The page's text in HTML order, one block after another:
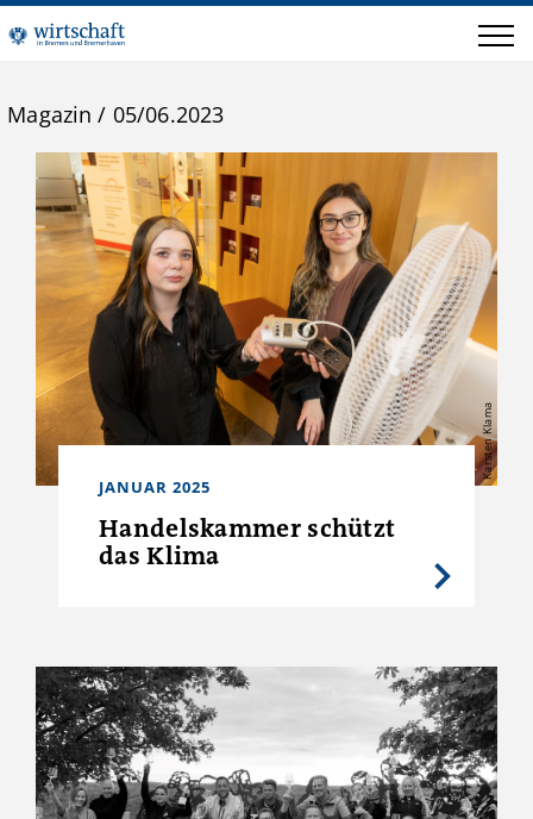
Magazin / 05/06.2023
Karsten Klama
JANUAR 2025
Handelskammer schützt
das Klima